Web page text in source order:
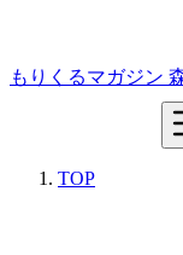
もりくるマガジン
TOP